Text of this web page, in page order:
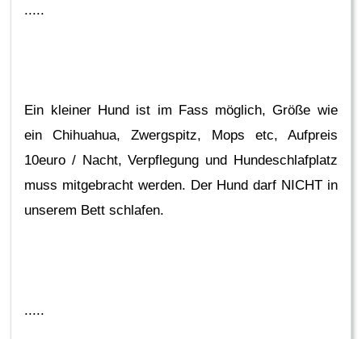
.....
Ein kleiner Hund ist im Fass möglich, Größe wie
ein Chihuahua, Zwergspitz, Mops etc, Aufpreis
10euro / Nacht, Verpflegung und Hundeschlafplatz
muss mitgebracht werden. Der Hund darf NICHT in
unserem Bett schlafen.
.....